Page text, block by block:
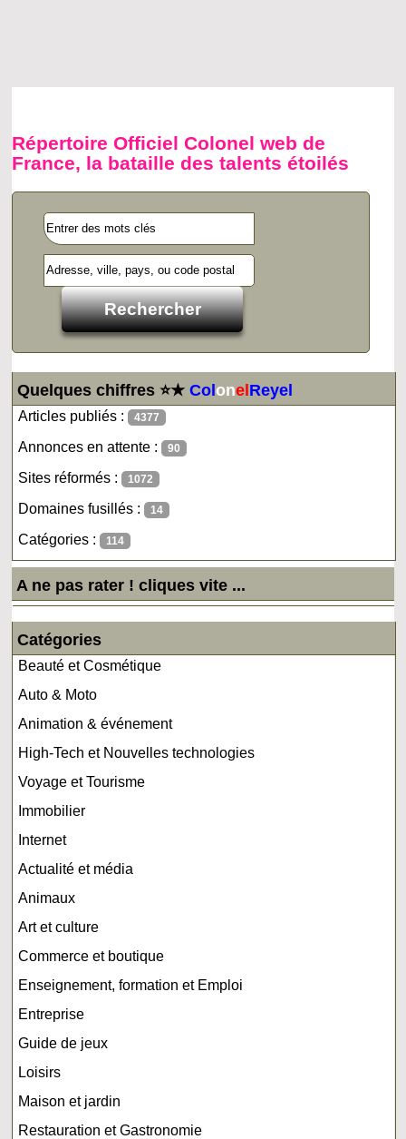
Répertoire Officiel Colonel web de
France, la bataille des talents étoilés
Quelques chiffres ⭐★ColonelReyel
Articles publiés : 4377
Annonces en attente : 90
Sites réformés : 1072
Domaines fusillés : 14
Catégories : 114
A ne pas rater ! cliques vite ...
Catégories
Beauté et Cosmétique
Auto & Moto
Animation & événement
High-Tech et Nouvelles technologies
Voyage et Tourisme
Immobilier
Internet
Actualité et média
Animaux
Art et culture
Commerce et boutique
Enseignement, formation et Emploi
Entreprise
Guide de jeux
Loisirs
Maison et jardin
Restauration et Gastronomie